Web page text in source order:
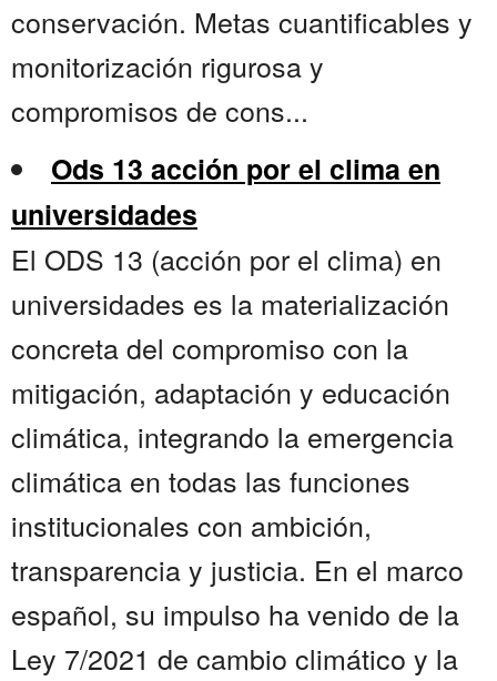
conservación. Metas cuantificables y
monitorización rigurosa y
compromisos de cons...
Ods 13 acción por el clima en
universidades
El ODS 13 (acción por el clima) en
universidades es la materialización
concreta del compromiso con la
mitigación, adaptación y educación
climática, integrando la emergencia
climática en todas las funciones
institucionales con ambición,
transparencia y justicia. En el marco
español, su impulso ha venido de la
Ley 7/2021 de cambio climático y la